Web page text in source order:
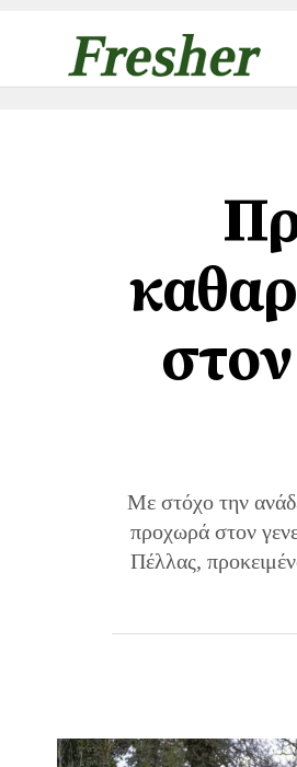
Με στόχο την
προχωρά στον
Πέλλας,